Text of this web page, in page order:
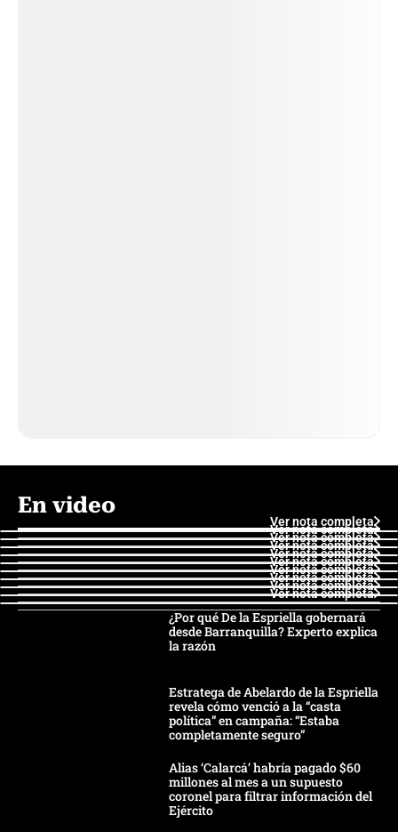
En video
Ver nota completa
Ver nota completa
Ver nota completa
Ver nota completa
Ver nota completa
Ver nota completa
Ver nota completa
Ver nota completa
Ver nota completa
Ver nota completa
¿Por qué De la Espriella gobernará
desde Barranquilla? Experto explica
la razón
Estratega de Abelardo de la Espriella
revela cómo venció a la “casta
política” en campaña: “Estaba
completamente seguro”
Alias ‘Calarcá’ habría pagado $60
millones al mes a un supuesto
coronel para filtrar información del
Ejército